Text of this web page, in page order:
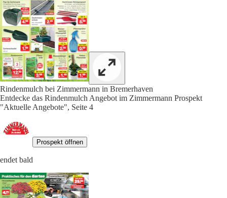
Rindenmulch bei Zimmermann in Bremerhaven
Entdecke das Rindenmulch Angebot im Zimmermann Prospekt
"Aktuelle Angebote", Seite 4
Prospekt öffnen
endet bald